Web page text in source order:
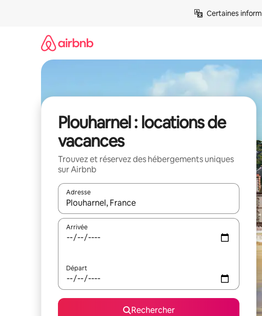
Certaines
Plouharnel : locations de
vacances
Trouvez et réservez des hébergements uniques
sur Airbnb
Adresse
Lorsque les résultats s'affichent, utilisez les flèches vers le
Arrivée
Départ
Rechercher